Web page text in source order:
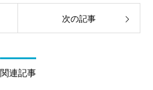
次の記事
関連記事